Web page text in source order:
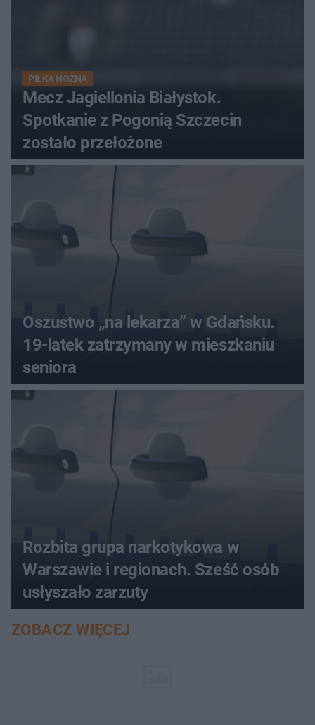
PIŁKA NOŻNA
Mecz Jagiellonia Białystok.
Spotkanie z Pogonią Szczecin
zostało przełożone
Oszustwo „na lekarza” w Gdańsku.
19-latek zatrzymany w mieszkaniu
seniora
Rozbita grupa narkotykowa w
Warszawie i regionach. Sześć osób
usłyszało zarzuty
ZOBACZ WIĘCEJ